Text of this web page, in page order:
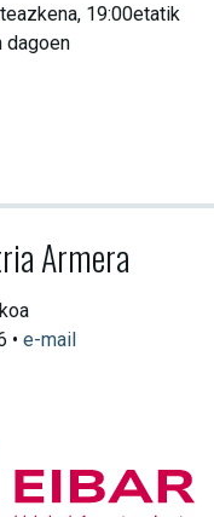
19:00etatik
dagoen
Armera
• e-mail